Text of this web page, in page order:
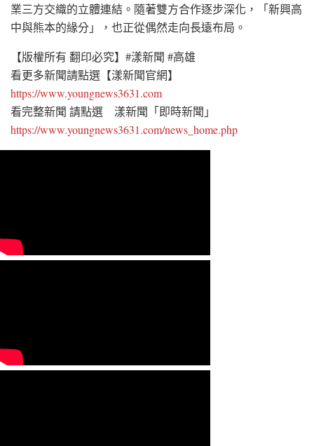
業三方交織的立體連結。隨著雙方合作逐步深化，「新興高
中與熊本的緣分」，也正從偶然走向長遠布局。
【版權所有 翻印必究】#漾新聞 #高雄
看更多新聞請點選【漾新聞官網】
https://www.youngnews3631.com
看完整新聞 請點選 漾新聞「即時新聞」
https://www.youngnews3631.com/news_home.php